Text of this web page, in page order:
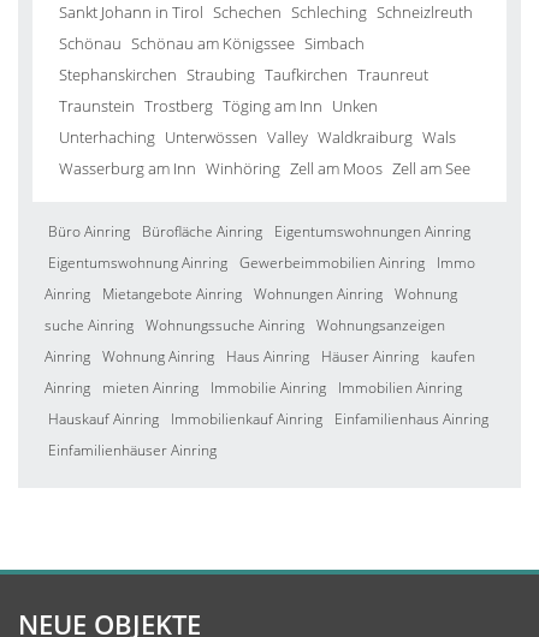
Sankt Johann in Tirol Schechen Schleching Schneizlreuth
Schönau Schönau am Königssee Simbach
Stephanskirchen Straubing Taufkirchen Traunreut
Traunstein Trostberg Töging am Inn Unken
Unterhaching Unterwössen Valley Waldkraiburg Wals
Wasserburg am Inn Winhöring Zell am Moos Zell am See
Büro Ainring Bürofläche Ainring
Eigentumswohnungen Ainring
Eigentumswohnung Ainring Gewerbeimmobilien Ainring
Immo
Ainring
Mietangebote Ainring Wohnungen Ainring Wohnung
suche Ainring Wohnungssuche Ainring Wohnungsanzeigen
Ainring Wohnung Ainring Haus Ainring Häuser Ainring
kaufen
Ainring
mieten Ainring Immobilie Ainring
Immobilien Ainring
Hauskauf Ainring
Immobilienkauf Ainring
Einfamilienhaus Ainring
Einfamilienhäuser Ainring
NEUE OBJEKTE